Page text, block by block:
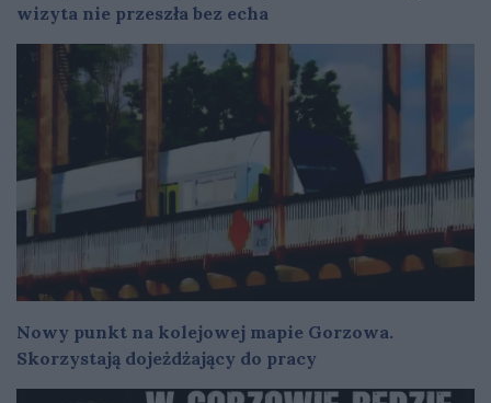
wizyta nie przeszła bez echa
Nowy punkt na kolejowej mapie Gorzowa.
Skorzystają dojeżdżający do pracy